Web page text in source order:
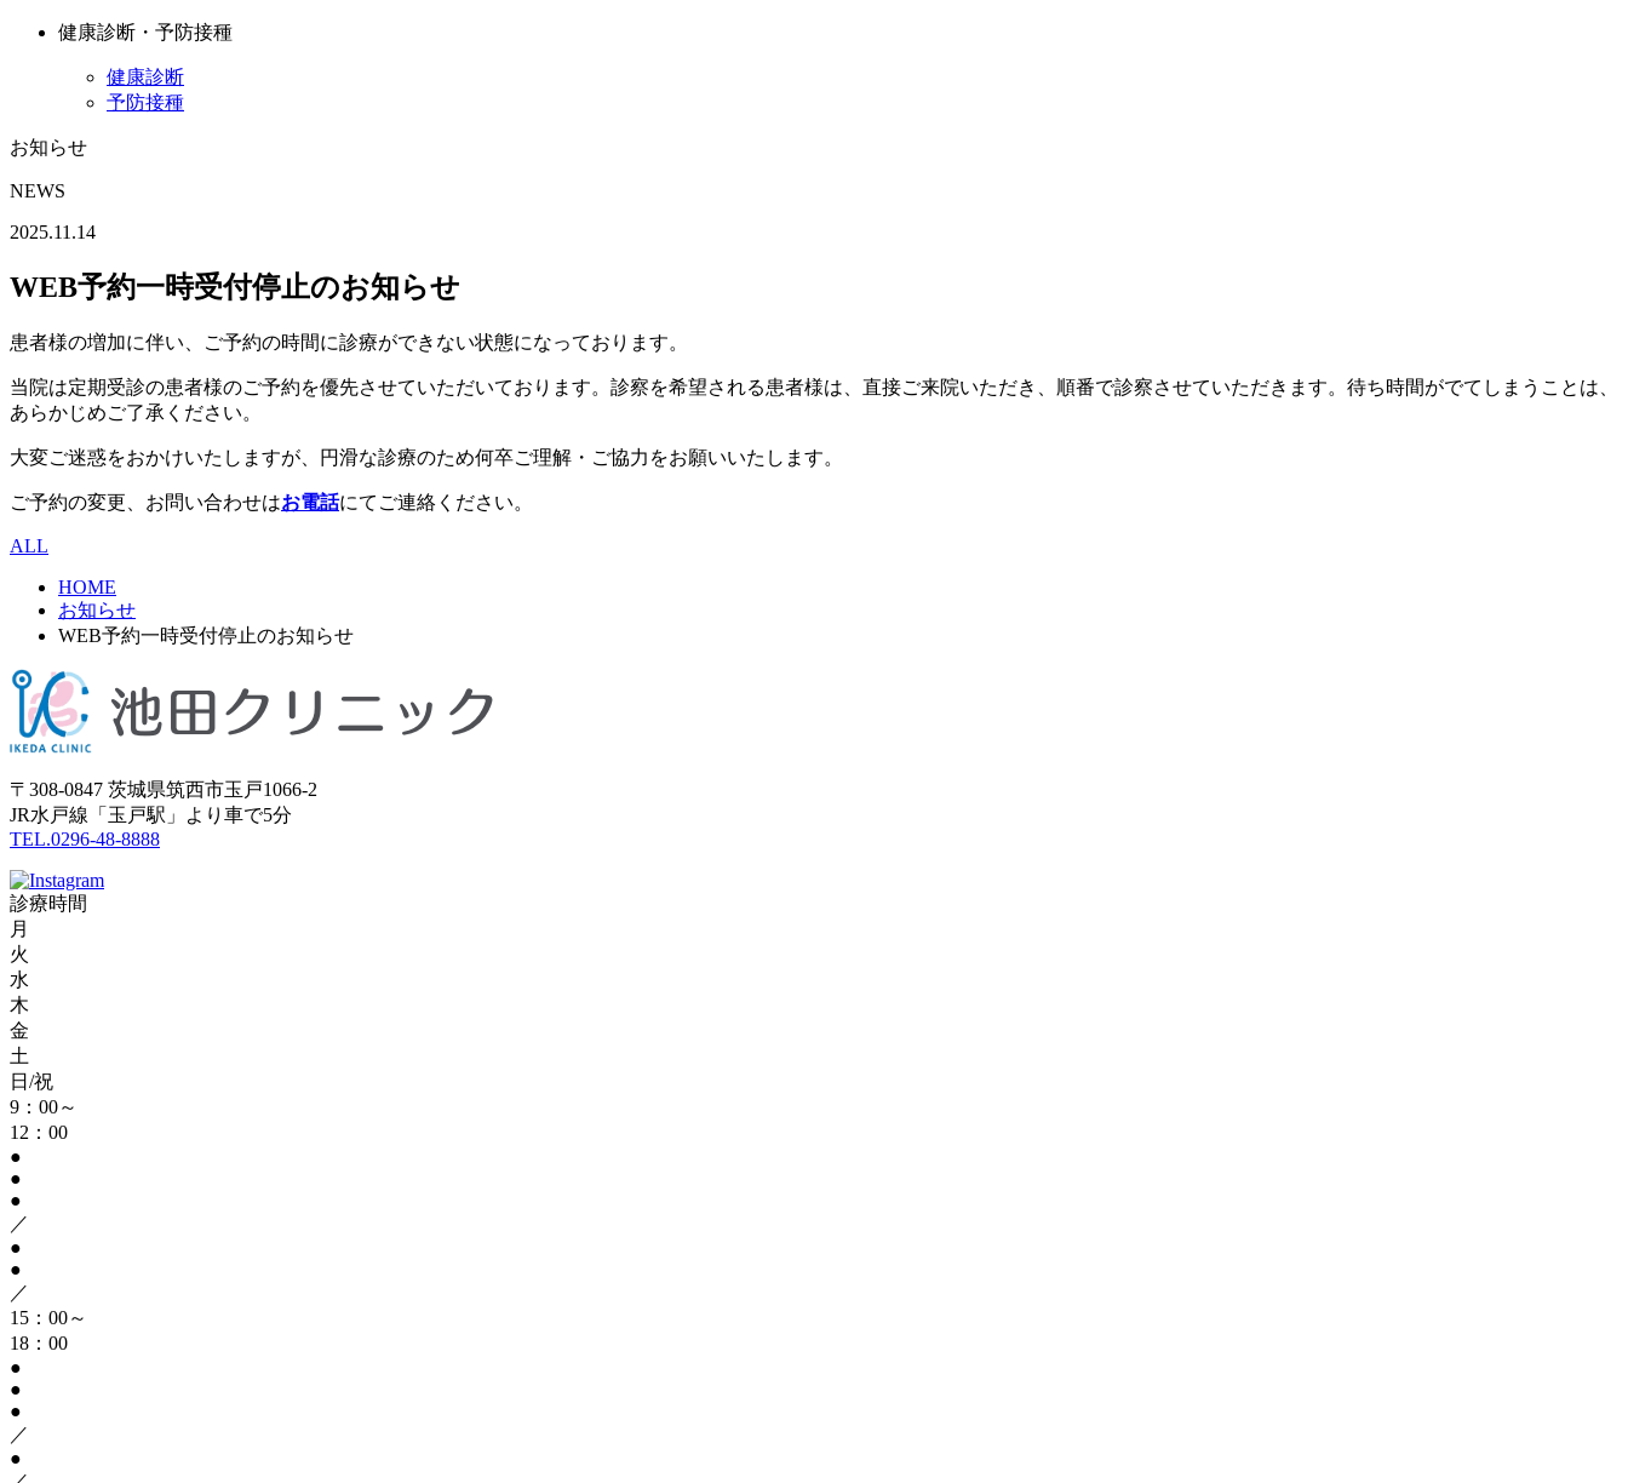
健康診断・予防接種
健康診断
予防接種
お知らせ
NEWS
2025.11.14
WEB予約一時受付停止のお知らせ
患者様の増加に伴い、ご予約の時間に診療ができない状態になっております。
当院は定期受診の患者様のご予約を優先させていただいております。診察を希望される患者様は、直接ご来院いただき、順番で診察させていただきます。待ち時間がでてしまうことは、
あらかじめご了承ください。
大変ご迷惑をおかけいたしますが、円滑な診療のため何卒ご理解・ご協力をお願いいたします。
ご予約の変更、お問い合わせはお電話にてご連絡ください。
ALL
HOME
お知らせ
WEB予約一時受付停止のお知らせ
〒308-0847 茨城県筑西市玉戸1066-2
JR水戸線「玉戸駅」より車で5分
TEL.0296-48-8888
診療時間
月
火
水
木
金
土
日/祝
9：00～
12：00
●
●
●
／
●
●
／
15：00～
18：00
●
●
●
／
●